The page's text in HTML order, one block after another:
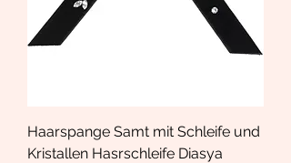
Haarspange Samt mit Schleife und
Kristallen Hasrschleife Diasya